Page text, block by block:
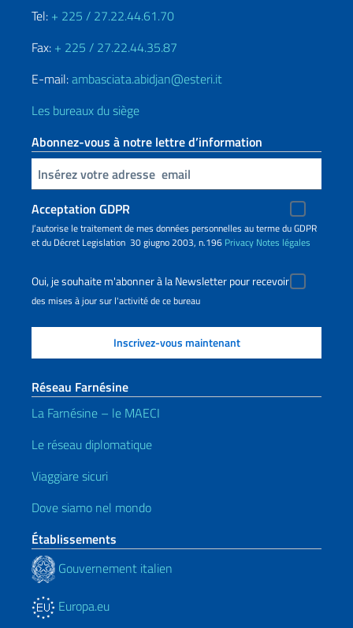
Tel: + 225 / 27.22.44.61.70
Fax: + 225 / 27.22.44.35.87
E-mail:ambasciata.abidjan@esteri.it
Les bureaux du siège
Abonnez-vous à notre lettre d’information
Insert your email
Acceptation GDPR
J’autorise le traitement de mes données personnelles au terme du GDPR
et du Décret Legislation 30 giugno 2003, n.196 Privacy Notes légales
Oui, je souhaite m'abonner à la Newsletter pour recevoir
des mises à jour sur l'activité de ce bureau
Réseau Farnésine
La Farnésine – le MAECI
Le réseau diplomatique
Viaggiare sicuri
Dove siamo nel mondo
Établissements
Gouvernement italien
Europa.eu